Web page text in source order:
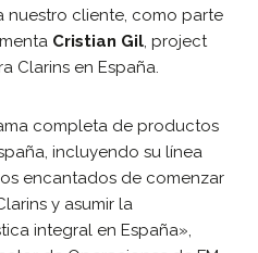
nuestro cliente, como parte
Cristian Gil, project
Clarins en España.
completa de productos
incluyendo su línea
encantados de comenzar
y asumir la
integral en España»,